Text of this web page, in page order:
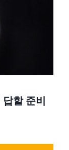
답할 준비